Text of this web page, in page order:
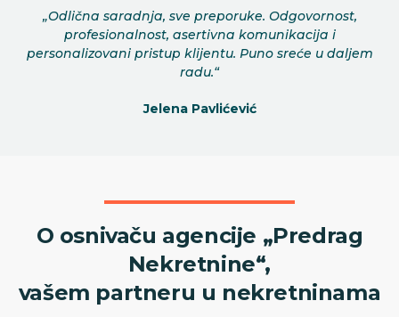
„Odlična saradnja, sve preporuke. Odgovornost,
profesionalnost, asertivna komunikacija i
personalizovani pristup klijentu. Puno sreće u daljem
radu.“
Jelena Pavlićević
O osnivaču agencije „Predrag
Nekretnine“,
vašem partneru u nekretninama